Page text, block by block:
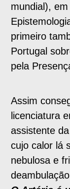
mundial),
primeiro
Portugal
pela
Assim
licenciatura
assistente
cujo calor lá
nebulosa e